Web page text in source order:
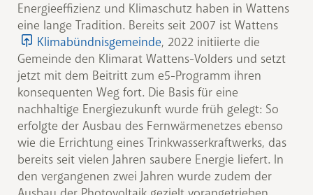
Energieeffizienz und Klimaschutz haben in Wattens
eine lange Tradition. Bereits seit 2007 ist Wattens
Klimabündnisgemeinde, 2022 initiierte die
Gemeinde den Klimarat Wattens-Volders und setzt
jetzt mit dem Beitritt zum e5-Programm ihren
konsequenten Weg fort. Die Basis für eine
nachhaltige Energiezukunft wurde früh gelegt: So
erfolgte der Ausbau des Fernwärmenetzes ebenso
wie die Errichtung eines Trinkwasserkraftwerks, das
bereits seit vielen Jahren saubere Energie liefert. In
den vergangenen zwei Jahren wurde zudem der